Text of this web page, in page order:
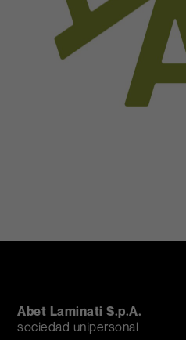
Abet Laminati S.p.A.
sociedad unipersonal